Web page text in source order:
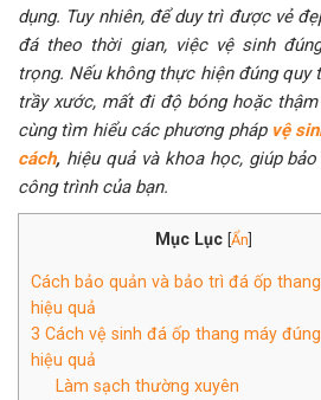
dụng. Tuy nhiên, để duy trì được vẻ
đá theo thời gian, việc vệ sinh
trọng. Nếu không thực hiện đúng quy
trầy xước, mất đi độ bóng hoặc
cùng tìm hiểu các phương pháp vệ
cách, hiệu quả và khoa học, giúp
công trình của bạn.
Mục Lục [Ẩn]
Cách bảo quản và bảo trì đá ốp
hiệu quả
3 Cách vệ sinh đá ốp thang máy
hiệu quả
Làm sạch thường xuyên